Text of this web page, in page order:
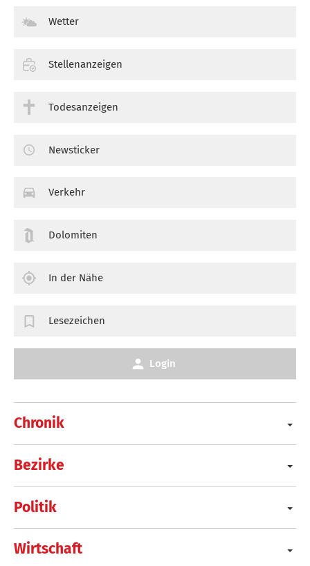
Chronik
Bezirke
Politik
Wirtschaft
Wetter
Stellenanzeigen
Todesanzeigen
Newsticker
Verkehr
Dolomiten
In der Nähe
Lesezeichen
Login